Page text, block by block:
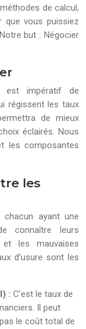
de calcul,
que vous puissiez
but : Négocier
est impératif de
régissent les taux
de mieux
éclairés. Nous
les composantes
les
chacun ayant une
connaître leurs
les mauvaises
d’usure sont les
: C’est le taux de
Il peut
le coût total de